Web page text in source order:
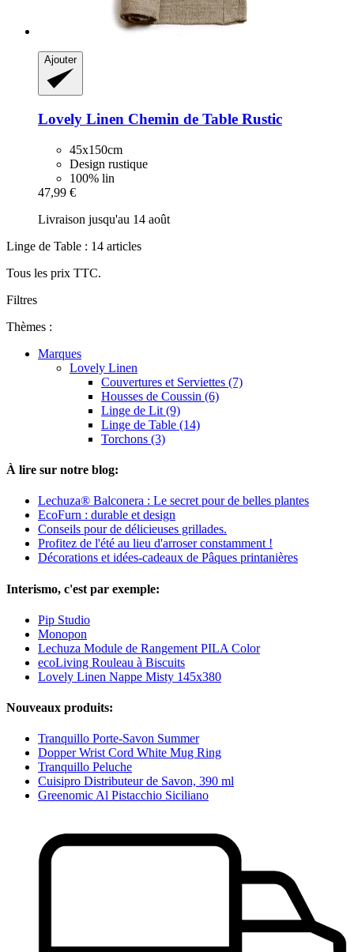
Ajouter
Lovely Linen Chemin de Table Rustic
45x150cm
Design rustique
100% lin
47,99 €
Livraison jusqu'au 14 août
Linge de Table : 14 articles
Tous les prix TTC.
Filtres
Thèmes :
Marques
Lovely Linen
Couvertures et Serviettes (7)
Housses de Coussin (6)
Linge de Lit (9)
Linge de Table (14)
Torchons (3)
À lire sur notre blog:
Lechuza® Balconera : Le secret pour de belles plantes
EcoFurn : durable et design
Conseils pour de délicieuses grillades.
Profitez de l'été au lieu d'arroser constamment !
Décorations et idées-cadeaux de Pâques printanières
Interismo, c'est par exemple:
Pip Studio
Monopon
Lechuza Module de Rangement PILA Color
ecoLiving Rouleau à Biscuits
Lovely Linen Nappe Misty 145x380
Nouveaux produits:
Tranquillo Porte-Savon Summer
Dopper Wrist Cord White Mug Ring
Tranquillo Peluche
Cuisipro Distributeur de Savon, 390 ml
Greenomic Al Pistacchio Siciliano